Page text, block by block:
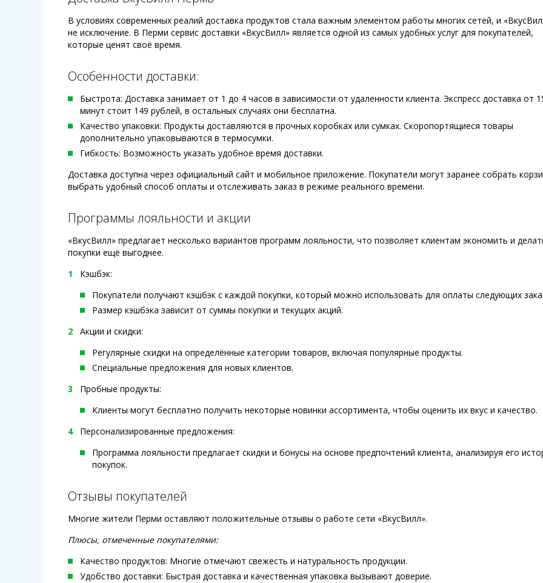
В условиях современных реалий доставка продуктов стала важным элементом работы многих сетей, и
не исключение. В Перми сервис доставки «ВкусВилл» является одной из самых удобных услуг для покупателей,
которые ценят своё время.
Особенности доставки:
Быстрота: Доставка занимает от 1 до 4 часов в зависимости от удаленности клиента. Экспресс доставка от
минут стоит 149 рублей, в остальных случаях они бесплатна.
Качество упаковки: Продукты доставляются в прочных коробках или сумках. Скоропортящиеся товары
дополнительно упаковываются в термосумки.
Гибкость: Возможность указать удобное время доставки.
Доставка доступна через официальный сайт и мобильное приложение. Покупатели могут заранее собрать
выбрать удобный способ оплаты и отслеживать заказ в режиме реального времени.
Программы лояльности и акции
«ВкусВилл» предлагает несколько вариантов программ лояльности, что позволяет клиентам экономить и
покупки ещё выгоднее.
Кэшбэк:
Покупатели получают кэшбэк с каждой покупки, который можно использовать для оплаты следующих
Размер кэшбэка зависит от суммы покупки и текущих акций.
Акции и скидки:
Регулярные скидки на определённые категории товаров, включая популярные продукты.
Специальные предложения для новых клиентов.
Пробные продукты:
Клиенты могут бесплатно получить некоторые новинки ассортимента, чтобы оценить их вкус и качество.
Персонализированные предложения:
Программа лояльности предлагает скидки и бонусы на основе предпочтений клиента, анализируя его
покупок.
Отзывы покупателей
Многие жители Перми оставляют положительные отзывы о работе сети «ВкусВилл».
Плюсы, отмеченные покупателями:
Качество продуктов: Многие отмечают свежесть и натуральность продукции.
Удобство доставки: Быстрая доставка и качественная упаковка вызывают доверие.